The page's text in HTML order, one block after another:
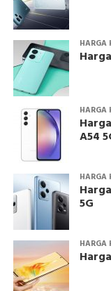
HARGA
HARGA
A54
HARGA
5G
HARGA